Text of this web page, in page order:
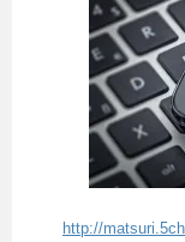
http://